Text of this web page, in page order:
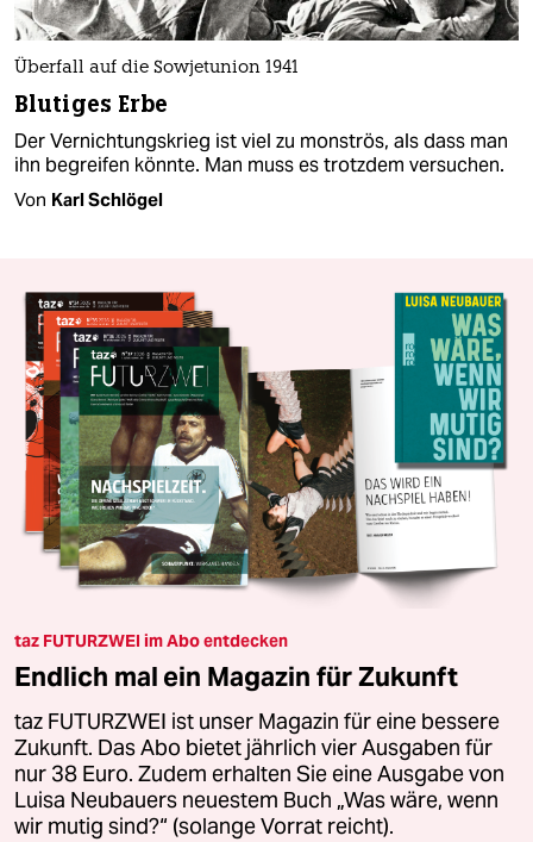
Überfall auf die Sowjetunion 1941
Blutiges Erbe
Der Vernichtungskrieg ist viel zu monströs, als dass man
ihn begreifen könnte. Man muss es trotzdem versuchen.
Von Karl Schlögel
taz FUTURZWEI im Abo entdecken
Endlich mal ein Magazin für Zukunft
taz FUTURZWEI ist unser Magazin für eine bessere
Zukunft. Das Abo bietet jährlich vier Ausgaben für
nur 38 Euro. Zudem erhalten Sie eine Ausgabe von
Luisa Neubauers neuestem Buch „Was wäre, wenn
wir mutig sind?“ (solange Vorrat reicht).